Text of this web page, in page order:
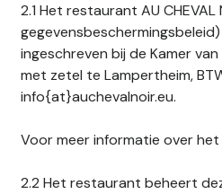
2.1 Het restaurant AU
ingeschreven bij de Kamer
met zetel te Lampertheim,
info{at}auchevalnoir.eu.
Voor meer informatie over
2.2 Het restaurant beheert